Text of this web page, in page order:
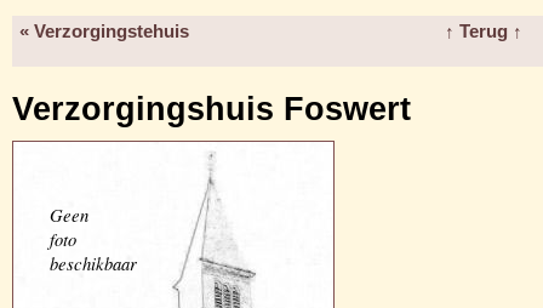
« Verzorgingstehuis ↑ Terug ↑
Verzorgingshuis Foswert
Geen
foto
beschikbaar